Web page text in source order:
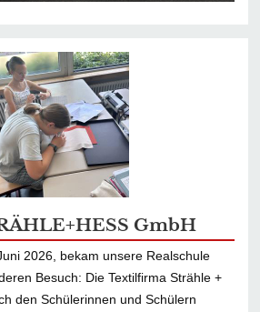
GmbH
2026, bekam unsere Realschule
Besuch: Die Textilfirma Strähle +
den Schülerinnen und Schülern